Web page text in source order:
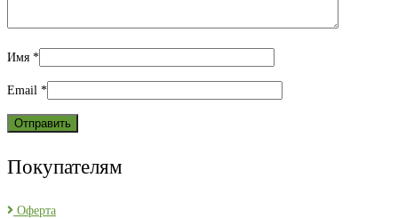
Имя *
Email *
Покупателям
Оферта